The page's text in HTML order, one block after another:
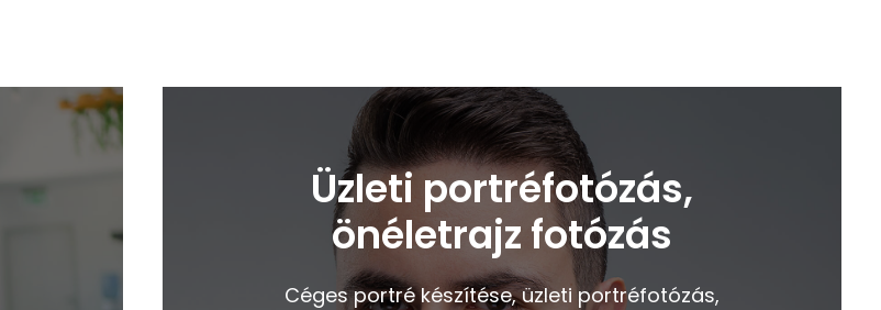
Üzleti portréfotózás,
önéletrajz fotózás
Céges portré készítése, üzleti portréfotózás,